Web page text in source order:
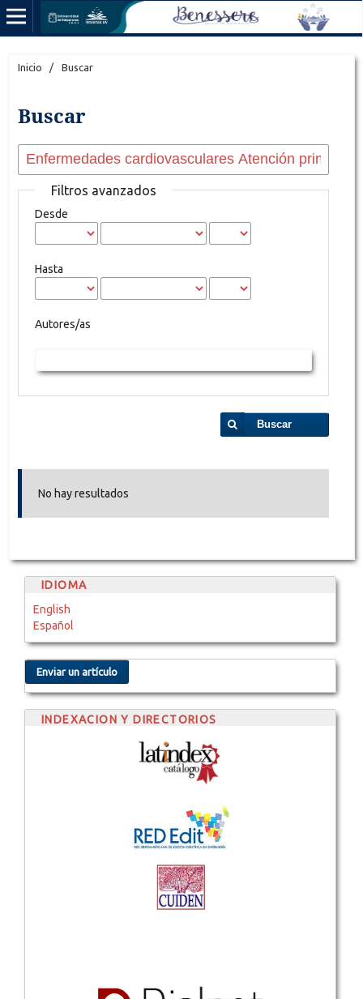
Inicio / Buscar
Buscar
Filtros avanzados
Desde
Hasta
Autores/as
Buscar
No hay resultados
IDIOMA
English
Español
Enviar un artículo
INDEXACION Y DIRECTORIOS